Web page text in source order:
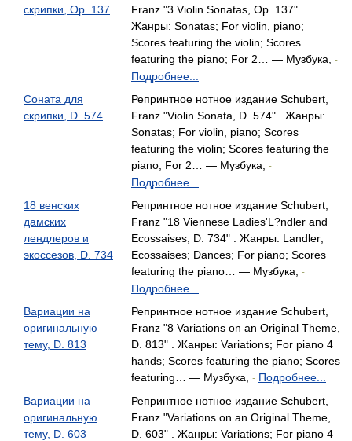
скрипки, Op. 137
Franz "3 Violin Sonatas, Op. 137" .
Жанры: Sonatas; For violin, piano;
Scores featuring the violin; Scores
featuring the piano; For 2… — Музбука,
-
Подробнее...
Соната для
скрипки, D. 574
Репринтное нотное издание Schubert,
Franz "Violin Sonata, D. 574" . Жанры:
Sonatas; For violin, piano; Scores
featuring the violin; Scores featuring the
piano; For 2… — Музбука,
-
Подробнее...
18 венских
дамских
лендлеров и
экоссезов, D. 734
Репринтное нотное издание Schubert,
Franz "18 Viennese Ladies'L?ndler and
Ecossaises, D. 734" . Жанры: Landler;
Ecossaises; Dances; For piano; Scores
featuring the piano… — Музбука,
-
Подробнее...
Вариации на
оригинальную
тему, D. 813
Репринтное нотное издание Schubert,
Franz "8 Variations on an Original Theme,
D. 813" . Жанры: Variations; For piano 4
hands; Scores featuring the piano; Scores
featuring… — Музбука,
- Подробнее...
Вариации на
оригинальную
тему, D. 603
Репринтное нотное издание Schubert,
Franz "Variations on an Original Theme,
D. 603" . Жанры: Variations; For piano 4